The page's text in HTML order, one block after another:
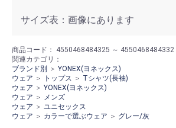
サイズ表：画像にあります
商品コード： 4550468484325 ～ 4550468484332
関連カテゴリ：
ブランド別
＞ YONEX(ヨネックス)
ウェア ＞ トップス ＞ Tシャツ(長袖)
ウェア ＞ YONEX(ヨネックス)
ウェア ＞ メンズ
ウェア ＞ ユニセックス
ウェア ＞ カラーで選ぶウェア ＞ グレー/灰